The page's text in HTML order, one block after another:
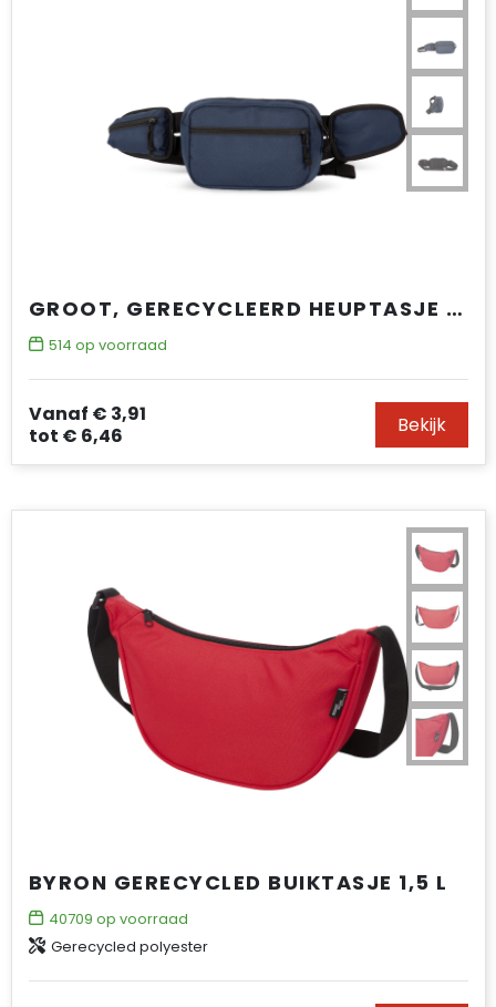
GROOT, GERECYCLEERD HEUPTASJE MET ZIJTASJES
514 op voorraad
Vanaf € 3,91
tot € 6,46 Bekijk
BYRON GERECYCLED BUIKTASJE 1,5 L
40709 op voorraad
Gerecycled polyester